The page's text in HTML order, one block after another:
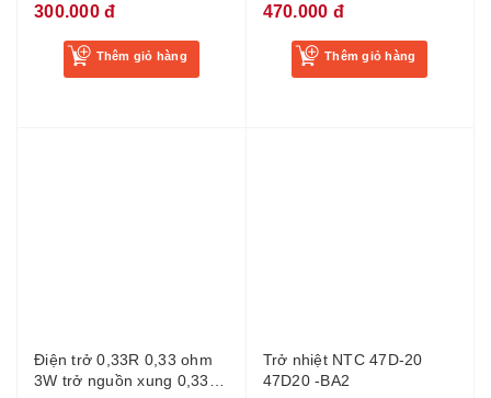
300.000 đ
Thêm giỏ hàng
470.000 đ
Thêm giỏ hàng
Điện trở 0,33R 0,33 ohm
3W trở nguồn xung 0,33
Trở nhiệt NTC 47D-20
47D20 -BA2